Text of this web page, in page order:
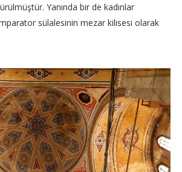
Yanında bir de kadınlar
sülalesinin mezar kilisesi olarak